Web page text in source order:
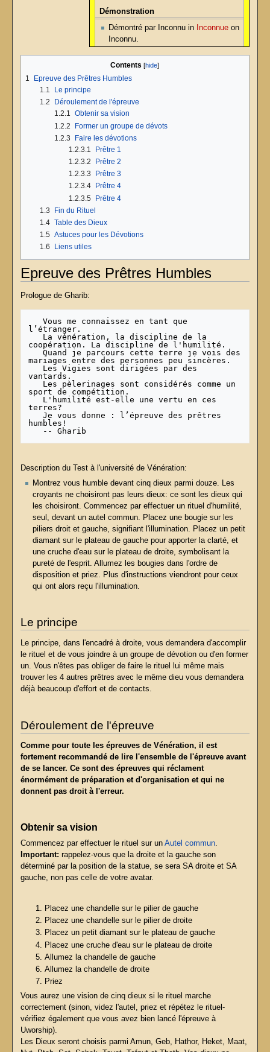
Démonstration
Démontré par Inconnu in Inconnueon
Inconnu.
Contents
1
Epreuve des Prêtres Humbles
1.1
Le principe
1.2
Déroulement de l'épreuve
1.2.1 Obtenir sa vision
1.2.2
Former un groupe de dévots
1.2.3
Faire les dévotions
1.2.3.1
Prêtre 1
1.2.3.2
Prêtre 2
1.2.3.3
Prêtre 3
1.2.3.4
Prêtre 4
1.2.3.5 Prêtre 4
1.3
Fin du Rituel
1.4 Table des Dieux
1.5 Astuces pour les Dévotions
1.6
Liens utiles
Epreuve des Prêtres Humbles
Prologue de Gharib:
   Vous me connaissez en tant que
l’étranger.
coopération. La discipline de l'humilité.
   Quand je parcours cette terre je vois des
mariages entre des personnes peu sincères.
vantards.
sport de compétition.
terres?
   Je vous donne : l’épreuve des prêtres
humbles!
Description du Test à l'université de Vénération:
Montrez vous humble devant cinq dieux parmi douze. Les
croyants ne choisiront pas leurs dieux: ce sont les dieux qui
les choisiront. Commencez par effectuer un rituel d'humilité,
seul, devant un autel commun. Placez une bougie sur les
piliers droit et gauche, signifiant l'illumination. Placez un petit
diamant sur le plateau de gauche pour apporter la clarté, et
une cruche d'eau sur le plateau de droite, symbolisant la
pureté de l'esprit. Allumez les bougies dans l'ordre de
disposition et priez. Plus d'instructions viendront pour ceux
qui ont alors reçu l'illumination.
Le principe
Le principe, dans l'encadré à droite, vous demandera d'accomplir
le rituel et de vous joindre à un groupe de dévotion ou d'en former
un. Vous n'êtes pas obliger de faire le rituel lui même mais
trouver les 4 autres prêtres avec le même dieu vous demandera
déjà beaucoup d'effort et de contacts.
Déroulement de l'épreuve
Comme pour toute les épreuves de Vénération, il est
fortement recommandé de lire l'ensemble de l'épreuve avant
de se lancer. Ce sont des épreuves qui réclament
énormément de préparation et d'organisation et qui ne
donnent pas droit à l'erreur.
Obtenir sa vision
Commencez par effectuer le rituel sur un Autel commun.
Important: rappelez-vous que la droite et la gauche son
déterminé par la position de la statue, se sera SA droite et SA
gauche, non pas celle de votre avatar.
Placez une chandelle sur le pilier de gauche
Placez une chandelle sur le pilier de droite
Placez un petit diamant sur le plateau de gauche
Placez une cruche d'eau sur le plateau de droite
Allumez la chandelle de gauche
Allumez la chandelle de droite
Priez
Vous aurez une vision de cinq dieux si le rituel marche
correctement (sinon, videz l'autel, priez et répétez le rituel-
vérifiez également que vous avez bien lancé l'épreuve à
Uworship).
Les Dieux seront choisis parmi Amun, Geb, Hathor, Heket, Maat,